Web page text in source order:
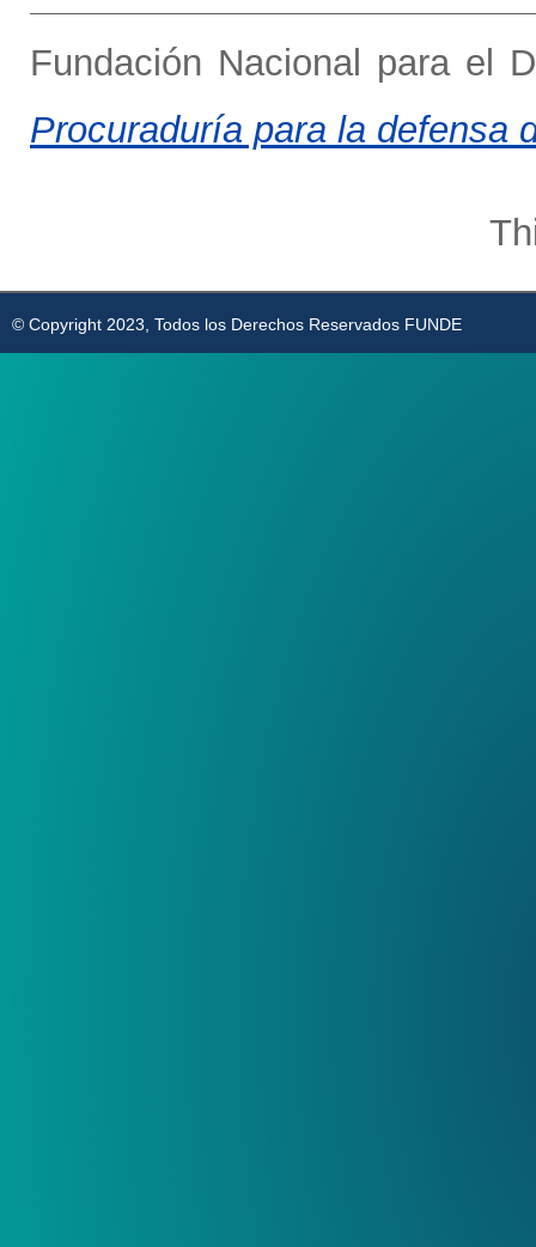
Fundación Nacional para el
Procuraduría para la defensa
© Copyright 2023, Todos los Derechos Reservados FUNDE